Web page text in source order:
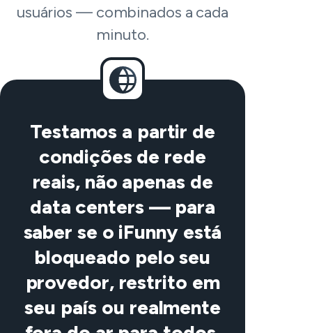
usuários — combinados a cada
minuto.
Testamos a partir de
condições de rede
reais, não apenas de
data centers — para
saber se o iFunny está
bloqueado pelo seu
provedor, restrito em
seu país ou realmente